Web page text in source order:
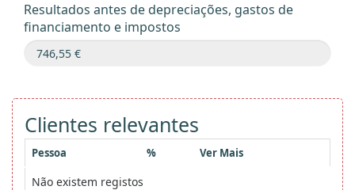
Resultados antes de depreciações, gastos de
financiamento e impostos
Clientes relevantes
Pessoa % Ver Mais
Não existem registos